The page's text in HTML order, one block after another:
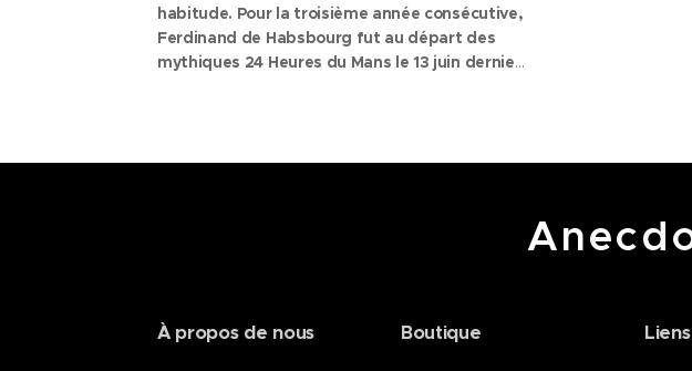
habitude. Pour la troisième année consécutive,
Ferdinand de Habsbourg fut au départ des
mythiques 24 Heures du Mans le 13 juin dernier.
dans le Championnat du monde...
À propos de nous Boutique